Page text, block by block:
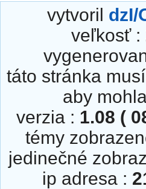
vytvoril dzI/
veľkosť :
táto stránka
aby
verzia : 1.08 (
témy
jedinečné
ip adresa :